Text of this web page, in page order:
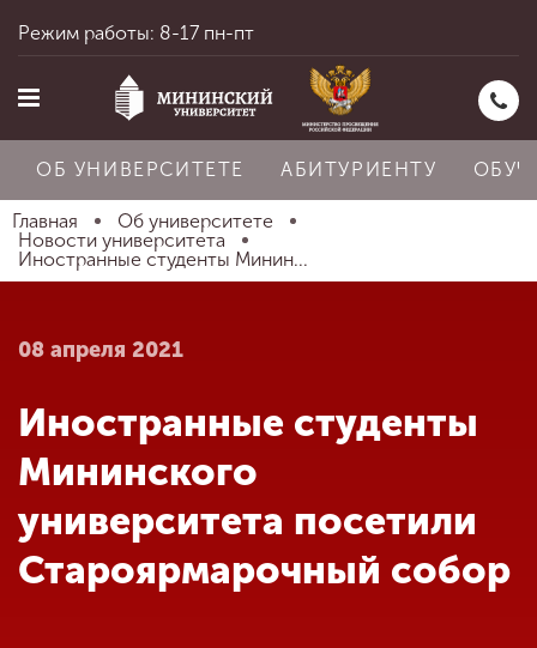
Главная
Абитуриенту
Обучение
Режим работы: 8-17 пн-пт
ОБ УНИВЕРСИТЕТЕ АБИТУРИЕНТУ
Главная
Об университете
Новости университета
Иностранные студенты Минин...
08 апреля 2021
Иностранные студенты
Мининского
университета посетили
Староярмарочный собор